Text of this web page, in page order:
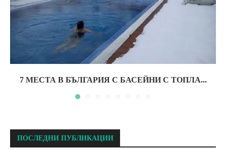
7 МЕСТА В БЪЛГАРИЯ С БАСЕЙНИ С ТОПЛА...
ПОСЛЕДНИ ПУБЛИКАЦИИ